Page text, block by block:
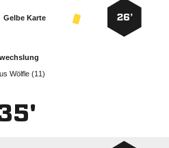
26’
Gelbe Karte
 